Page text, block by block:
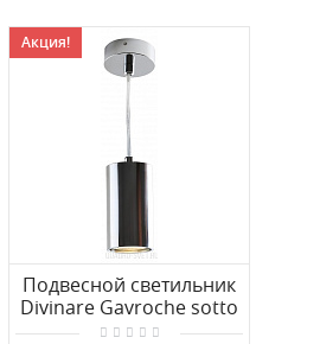
Акция!
Подвесной светильник
Divinare Gavroche sotto
1359/02 SP-1